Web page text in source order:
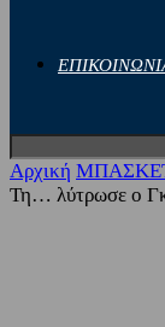
Αρχική
Τη… λύτρωσε ο